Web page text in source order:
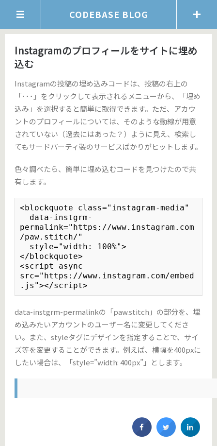
CODEBASE BLOG
Instagramのプロフィールをサイトに埋め
込む
Instagramの投稿の埋め込みコードは、投稿の右上の
「･･･」をクリックして表示されるメニューから、「埋め
込み」を選択すると簡単に取得できます。ただ、アカウ
ントのプロフィールについては、そのような動線が用意
されていない（過去にはあった？）ように見え、検索し
てもサードパーティ製のサービスばかりがヒットします。
色々調べたら、簡単に埋め込むコードを見つけたので共
有します。
<blockquote class="instagram-media"
permalink="https://www.instagram.com
/paw.stitch/"
</blockquote>
<script async
src="https://www.instagram.com/embed
.js"></script>
data-instgrm-permalinkの「paw.stitch」の部分を、埋
め込みたいアカウントのユーザー名に変更してくださ
い。また、styleタグにデザインを指定することで、サイ
ズ等を変更することができます。例えば、横幅を400pxに
したい場合は、「style=”width: 400px”」とします。